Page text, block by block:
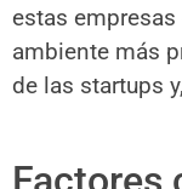
estas
ambiente más
de las startups